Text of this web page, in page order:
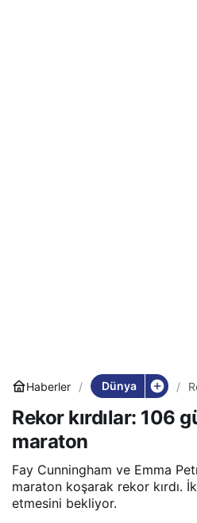
Haberler Dünya
Rekor kırdılar: 106
maraton
Fay Cunningham ve Emma
maraton koşarak rekor kırdı.
etmesini bekliyor.